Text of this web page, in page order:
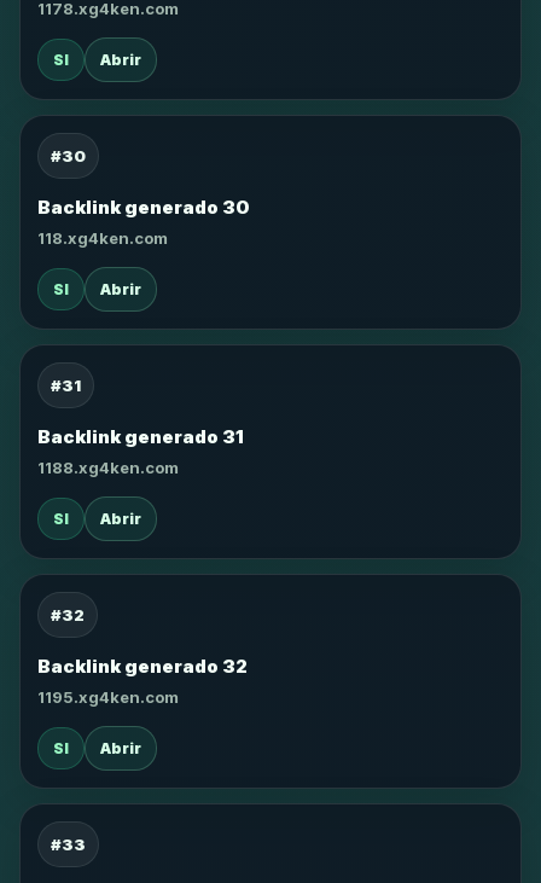
1178.xg4ken.com
SI Abrir
#30
Backlink generado 30
118.xg4ken.com
SI Abrir
#31
Backlink generado 31
1188.xg4ken.com
SI Abrir
#32
Backlink generado 32
1195.xg4ken.com
SI Abrir
#33